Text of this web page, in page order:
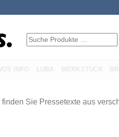
Suche
Produkte
aus